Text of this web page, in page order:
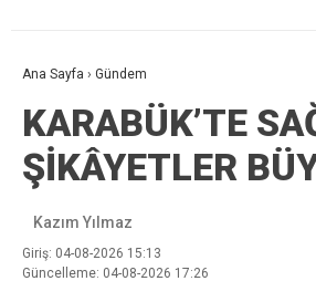
Ana Sayfa › Gündem
KARABÜK’TE
ŞİKÂYETLER
Kazım Yılmaz
Giriş: 04-08-2026 15:13
Güncelleme: 04-08-2026 17:26